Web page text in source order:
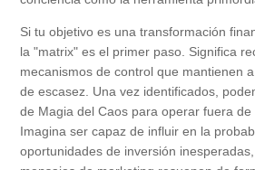
Si tu objetivo es una transformación
la "matrix" es el primer paso. Significa
mecanismos de control que mantienen
de escasez. Una vez identificados,
de Magia del Caos para operar fuera de
Imagina ser capaz de influir en la
oportunidades de inversión